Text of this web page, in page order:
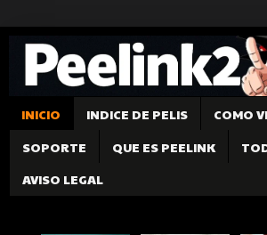
INICIO INDICE DE PELIS
COMO
SOPORTE
QUE ES PEELINK
AVISO LEGAL